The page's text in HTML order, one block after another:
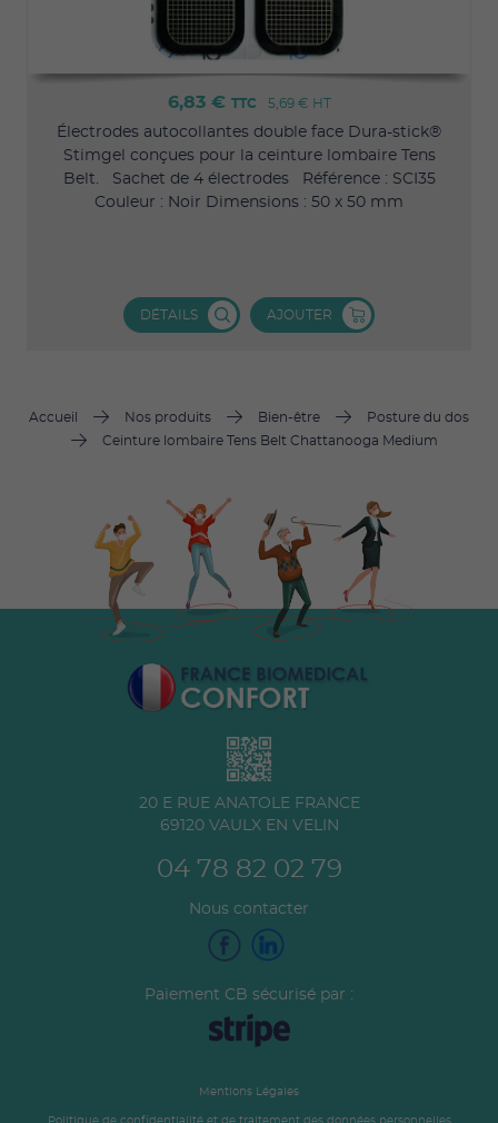
6,83 € TTC 5,69 € HT
Électrodes autocollantes double face Dura-stick®
Stimgel conçues pour la ceinture lombaire Tens
Belt. Sachet de 4 électrodes Référence : SCI35
Couleur : Noir Dimensions : 50 x 50 mm
DÉTAILS AJOUTER
Accueil Nos produits Bien-être
Posture du dos
Ceinture lombaire Tens Belt Chattanooga Medium
20 E RUE ANATOLE FRANCE
69120 VAULX EN VELIN
04 78 82 02 79
Nous contacter
Paiement CB sécurisé par :
Mentions Légales